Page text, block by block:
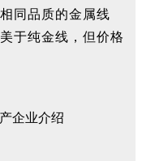
同品质的金属线
于纯金线，但价格